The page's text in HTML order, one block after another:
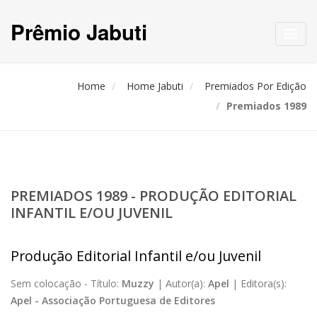
Prêmio Jabuti
Home Home Jabuti
Premiados Por Edição
Premiados 1989
PREMIADOS 1989 - PRODUÇÃO EDITORIAL
INFANTIL E/OU JUVENIL
Produção Editorial Infantil e/ou Juvenil
Sem colocação - Título: Muzzy | Autor(a): Apel | Editora(s):
Apel - Associação Portuguesa de Editores